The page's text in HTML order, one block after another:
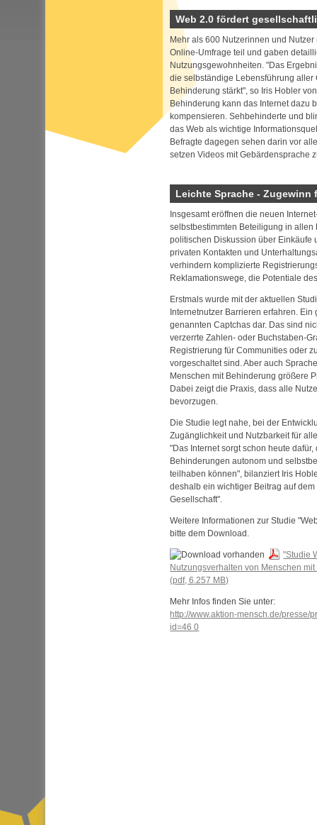
Web 2.0 fördert
Mehr als 600 Nutzerinnen und
Online-Umfrage teil und gaben
Nutzungsgewohnheiten. "Das
die selbständige Lebensführung aller
Behinderung stärkt", so Iris Hobler
Behinderung kann das Internet dazu
kompensieren. Sehbehinderte und
das Web als wichtige
Befragte dagegen sehen darin vor
setzen Videos mit Gebärdensprache
Leichte Sprache - Zugewinn
Insgesamt eröffnen die neuen
selbstbestimmten Beteiligung in
politischen Diskussion über Einkäufe
privaten Kontakten und
verhindern komplizierte
Reklamationswege, die Potentiale
Erstmals wurde mit der aktuellen
Internetnutzer Barrieren erfahren.
genannten Captchas dar. Das sind
verzerrte Zahlen- oder Buchstaben-
Registrierung für Communities oder
vorgeschaltet sind. Aber auch
Menschen mit Behinderung größere
Dabei zeigt die Praxis, dass alle
bevorzugen.
Die Studie legt nahe, bei der
Zugänglichkeit und Nutzbarkeit für
"Das Internet sorgt schon heute
Behinderungen autonom und
teilhaben können", bilanziert Iris
deshalb ein wichtiger Beitrag auf
Gesellschaft".
Weitere Informationen zur Studie
bitte dem Download.
"Studie
Nutzungsverhalten von Menschen
(pdf, 6.257 MB)
Mehr Infos finden Sie unter:
http://www.aktion-mensch.de/presse/
id=46 0